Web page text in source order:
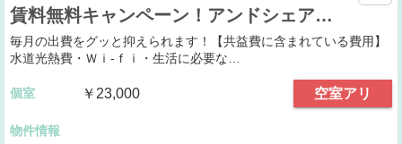
賃料無料キャンペーン！アンドシェア…
毎月の出費をグッと抑えられます！【共益費に含まれている費用】
水道光熱費・Ｗｉ-ｆｉ・生活に必要な…
個室 ￥23,000 空室アリ
物件情報